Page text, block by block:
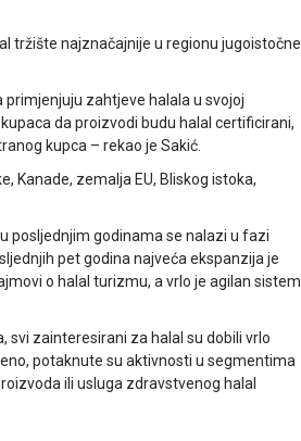
tržište najznačajnije u regionu jugoistočne
zahtjeve halala u svojoj
da proizvodi budu halal certificirani,
kupca – rekao je Sakić.
Kanade, zemalja EU, Bliskog istoka,
posljednjim godinama se nalazi u fazi
pet godina najveća ekspanzija je
o halal turizmu, a vrlo je agilan sistem
svi zainteresirani za halal su dobili vrlo
potaknute su aktivnosti u segmentima
ili usluga zdravstvenog halal